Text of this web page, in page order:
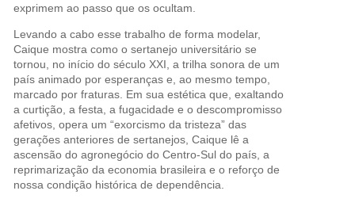
exprimem ao passo que os ocultam.
Levando a cabo esse trabalho de forma modelar,
Caique mostra como o sertanejo universitário se
tornou, no início do século XXI, a trilha sonora de um
país animado por esperanças e, ao mesmo tempo,
marcado por fraturas. Em sua estética que, exaltando
a curtição, a festa, a fugacidade e o descompromisso
afetivos, opera um “exorcismo da tristeza” das
gerações anteriores de sertanejos, Caique lê a
ascensão do agronegócio do Centro-Sul do país, a
reprimarização da economia brasileira e o reforço de
nossa condição histórica de dependência.